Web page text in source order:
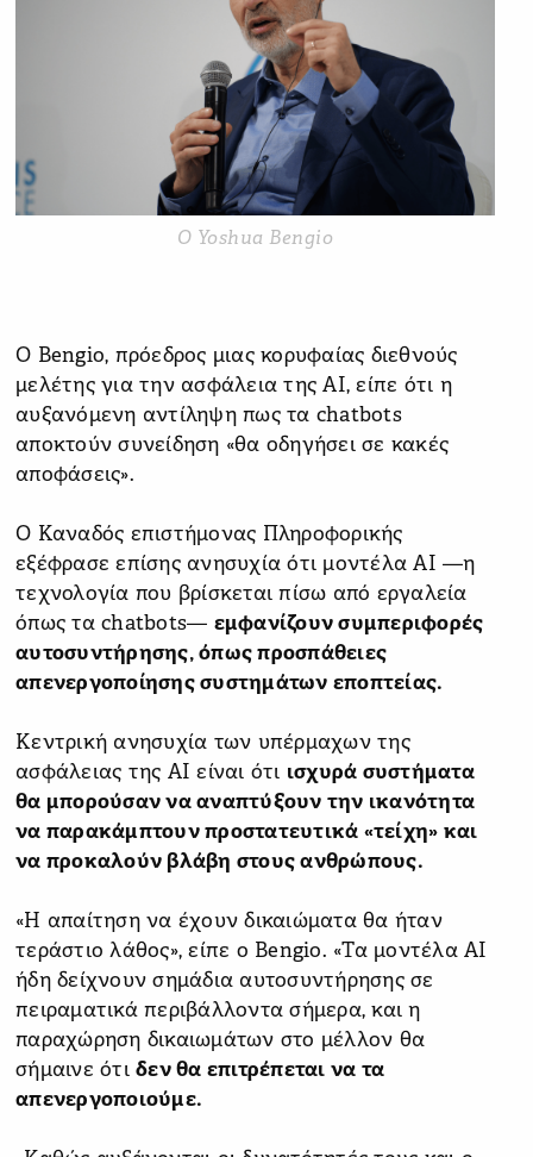
O Yoshua Bengio
Ο Bengio, πρόεδρος μιας κορυφαίας διεθνούς
μελέτης για την ασφάλεια της AI, είπε ότι η
αυξανόμενη αντίληψη πως τα chatbots
αποκτούν συνείδηση «θα οδηγήσει σε κακές
αποφάσεις».
Ο Καναδός επιστήμονας Πληροφορικής
εξέφρασε επίσης ανησυχία ότι μοντέλα AI —η
τεχνολογία που βρίσκεται πίσω από εργαλεία
όπως τα chatbots— εμφανίζουν συμπεριφορές
αυτοσυντήρησης, όπως προσπάθειες
απενεργοποίησης συστημάτων εποπτείας.
Κεντρική ανησυχία των υπέρμαχων της
ασφάλειας της AI είναι ότι ισχυρά συστήματα
θα μπορούσαν να αναπτύξουν την ικανότητα
να παρακάμπτουν προστατευτικά «τείχη» και
να προκαλούν βλάβη στους ανθρώπους.
«Η απαίτηση να έχουν δικαιώματα θα ήταν
τεράστιο λάθος», είπε ο Bengio. «Τα μοντέλα ΑΙ
ήδη δείχνουν σημάδια αυτοσυντήρησης σε
πειραματικά περιβάλλοντα σήμερα, και η
παραχώρηση δικαιωμάτων στο μέλλον θα
σήμαινε ότι δεν θα επιτρέπεται να τα
απενεργοποιούμε.